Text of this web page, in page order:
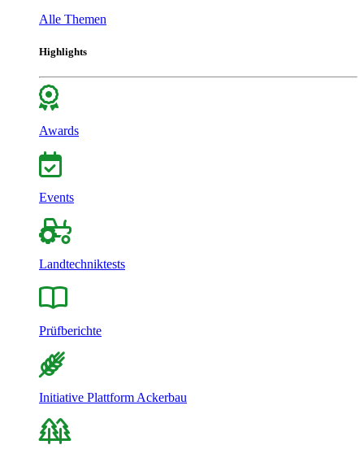
Alle Themen
Highlights
Awards
Events
Landtechniktests
Prüfberichte
Initiative Plattform Ackerbau